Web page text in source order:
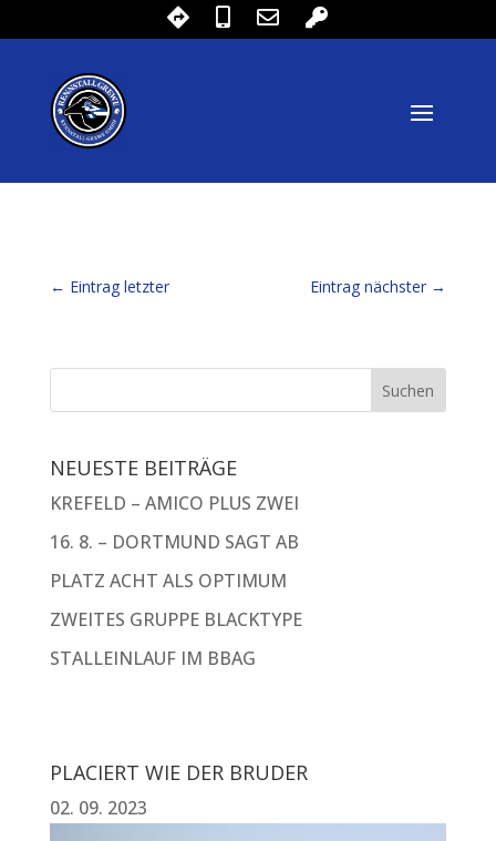
← Eintrag letzter Eintrag nächster →
NEUESTE BEITRÄGE
KREFELD – AMICO PLUS ZWEI
16. 8. – DORTMUND SAGT AB
PLATZ ACHT ALS OPTIMUM
ZWEITES GRUPPE BLACKTYPE
STALLEINLAUF IM BBAG
PLACIERT WIE DER BRUDER
02. 09. 2023